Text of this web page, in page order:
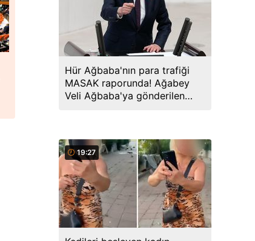
Hür Ağbaba'nın para trafiği
MASAK raporunda! Ağabey
Veli Ağbaba'ya gönderilen
19:27